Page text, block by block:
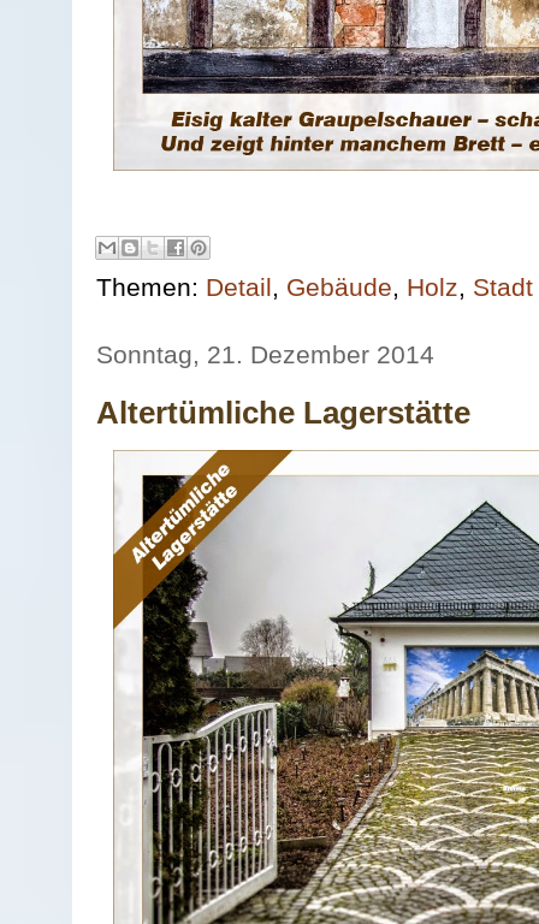
Themen: Detail, Gebäude, Holz, Stadt
Sonntag, 21. Dezember 2014
Altertümliche Lagerstätte